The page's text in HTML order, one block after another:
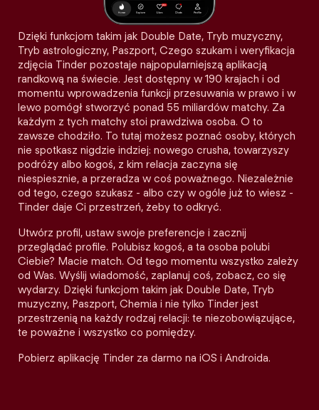
Dzięki funkcjom takim jak Double Date, Tryb muzyczny,
Tryb astrologiczny, Paszport, Czego szukam i weryfikacja
zdjęcia Tinder pozostaje najpopularniejszą aplikacją
randkową na świecie. Jest dostępny w 190 krajach i od
momentu wprowadzenia funkcji przesuwania w prawo i w
lewo pomógł stworzyć ponad 55 miliardów matchy. Za
każdym z tych matchy stoi prawdziwa osoba. O to
zawsze chodziło. To tutaj możesz poznać osoby, których
nie spotkasz nigdzie indziej: nowego crusha, towarzyszy
podróży albo kogoś, z kim relacja zaczyna się
niespiesznie, a przeradza w coś poważnego. Niezależnie
od tego, czego szukasz - albo czy w ogóle już to wiesz -
Tinder daje Ci przestrzeń, żeby to odkryć.
Utwórz profil, ustaw swoje preferencje i zacznij
przeglądać profile. Polubisz kogoś, a ta osoba polubi
Ciebie? Macie match. Od tego momentu wszystko zależy
od Was. Wyślij wiadomość, zaplanuj coś, zobacz, co się
wydarzy. Dzięki funkcjom takim jak Double Date, Tryb
muzyczny, Paszport, Chemia i nie tylko Tinder jest
przestrzenią na każdy rodzaj relacji: te niezobowiązujące,
te poważne i wszystko co pomiędzy.
Pobierz aplikację Tinder za darmo na iOS i Androida.